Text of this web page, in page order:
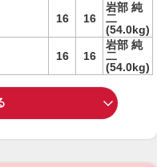
16 16
岩部 純
二
(54.0kg)
16 16
岩部 純
二
(54.0kg)